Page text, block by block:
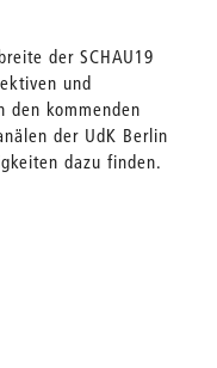
der SCHAU19
und
den kommenden
der UdK Berlin
dazu finden.